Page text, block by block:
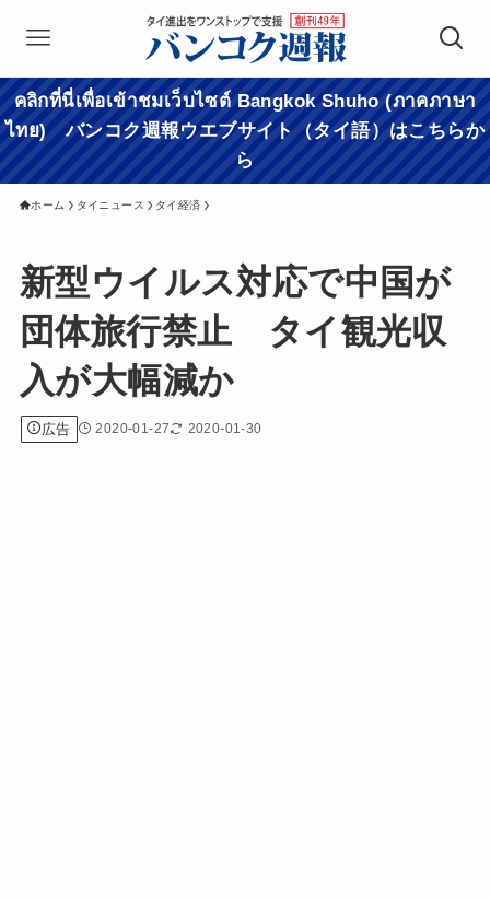
คลิกที่นี่เพื่อเข้าชมเว็บไซต์ Bangkok Shuho (ภาคภาษา
ไทย) バンコク週報ウエブサイト（タイ語）はこちらか
ら
ホーム タイニュース タイ経済
新型ウイルス対応で中国が
団体旅行禁止 タイ観光収
入が大幅減か
広告 2020-01-27 2020-01-30